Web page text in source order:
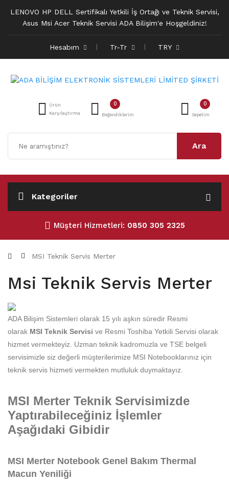
LENOVO HP DELL Sertifikalı Yetkili İş Ortağı ve Teknik Servisi,
Asus Msi Acer Teknik Servisi ADA Bilişim'e Hoşgeldiniz!
Hesabım Tr-Tr TRY
Ürün
Karşılaştırma
Beğendiklerim
0 0
Sepetim
Ara
Kategoriler
Müşteri Hizmetleri: 0850 305 2325
MSI Teknik Servis Merter
Msi Teknik Servis Merter
ADA Bilişim Sistemleri olarak 15 yılı aşkın süredir Resmi
olarak MSI Teknik Servisi ve Resmi Toshiba Yetkili Servisi olarak
hizmet vermekteyiz. Uzman teknik kadromuzla ve TSE belgeli
servisimizle siz değerli müşterilerimize MSI Notebooklarınız için
teknik servis hizmeti vermekten mutluluk duymaktayız.
MSI Merter Teknik Servisimizde
Yaptırabileceğiniz İşlemler
Aşağıdaki Gibidir
MSI Merter Notebook Genel Bakım Thermal
Macun Yeniliği